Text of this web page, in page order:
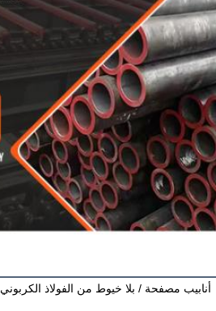
أنابيب مصفحة / بلا خيوط من الفولاذ الكربوني